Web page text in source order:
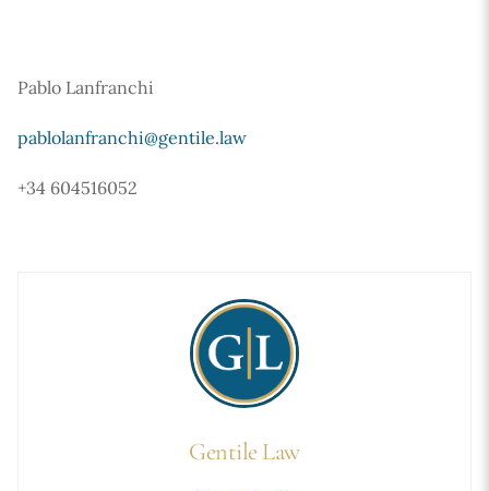
Pablo Lanfranchi
pablolanfranchi@gentile.law
+34 604516052
Gentile Law